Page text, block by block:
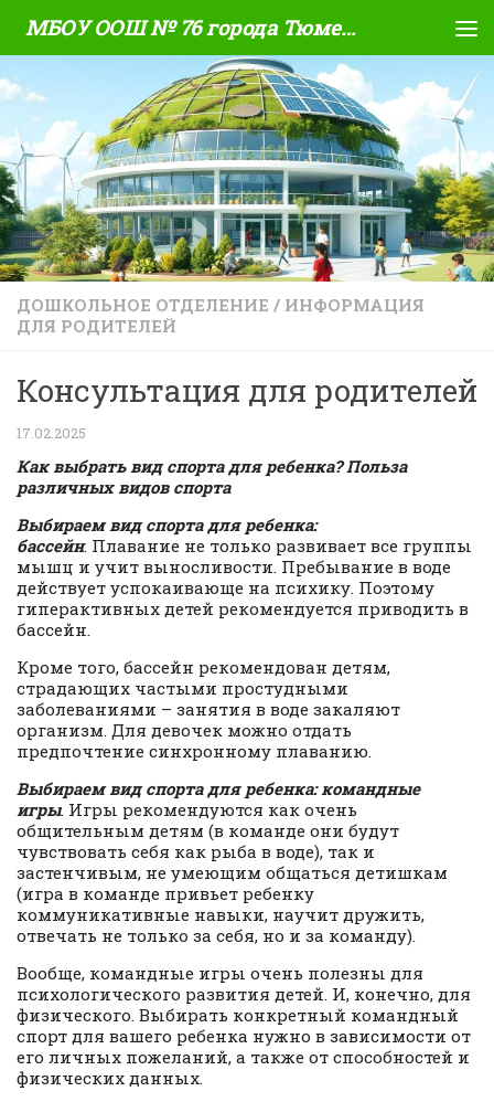
Skip to content МБОУ ООШ № 76 города Тюмени
ДОШКОЛЬНОЕ ОТДЕЛЕНИЕ / ИНФОРМАЦИЯ
ДЛЯ РОДИТЕЛЕЙ
Консультация для родителей
17.02.2025
Как выбрать вид спорта для ребенка? Польза
различных видов спорта
Выбираем вид спорта для ребенка:
бассейн. Плавание не только развивает все группы
мышц и учит выносливости. Пребывание в воде
действует успокаивающе на психику. Поэтому
гиперактивных детей рекомендуется приводить в
бассейн.
Кроме того, бассейн рекомендован детям,
страдающих частыми простудными
заболеваниями – занятия в воде закаляют
организм. Для девочек можно отдать
предпочтение синхронному плаванию.
Выбираем вид спорта для ребенка: командные
игры. Игры рекомендуются как очень
общительным детям (в команде они будут
чувствовать себя как рыба в воде), так и
застенчивым, не умеющим общаться детишкам
(игра в команде привьет ребенку
коммуникативные навыки, научит дружить,
отвечать не только за себя, но и за команду).
Вообще, командные игры очень полезны для
психологического развития детей. И, конечно, для
физического. Выбирать конкретный командный
спорт для вашего ребенка нужно в зависимости от
его личных пожеланий, а также от способностей и
физических данных.